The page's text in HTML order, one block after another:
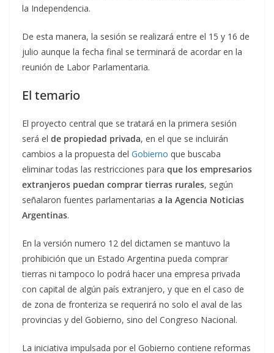
la Independencia.
De esta manera, la sesión se realizará entre el 15 y 16 de
julio aunque la fecha final se terminará de acordar en la
reunión de Labor Parlamentaria.
El temario
El proyecto central que se tratará en la primera sesión
será el de propiedad privada, en el que se incluirán
cambios a la propuesta del Gobierno que buscaba
eliminar todas las restricciones para que los empresarios
extranjeros puedan comprar tierras rurales, según
señalaron fuentes parlamentarias a la Agencia Noticias
Argentinas.
En la versión numero 12 del dictamen se mantuvo la
prohibición que un Estado Argentina pueda comprar
tierras ni tampoco lo podrá hacer una empresa privada
con capital de algún país extranjero, y que en el caso de
de zona de fronteriza se requerirá no solo el aval de las
provincias y del Gobierno, sino del Congreso Nacional.
La iniciativa impulsada por el Gobierno contiene reformas